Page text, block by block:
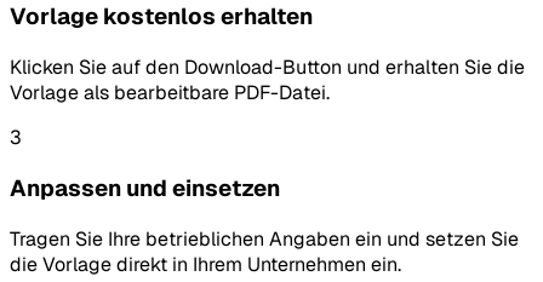
Vorlage kostenlos erhalten
Klicken Sie auf den Download-Button und erhalten Sie die
Vorlage als bearbeitbare PDF-Datei.
3
Anpassen und einsetzen
Tragen Sie Ihre betrieblichen Angaben ein und setzen Sie
die Vorlage direkt in Ihrem Unternehmen ein.